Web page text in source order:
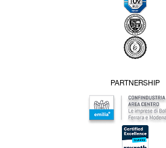
PARTNERSHIP